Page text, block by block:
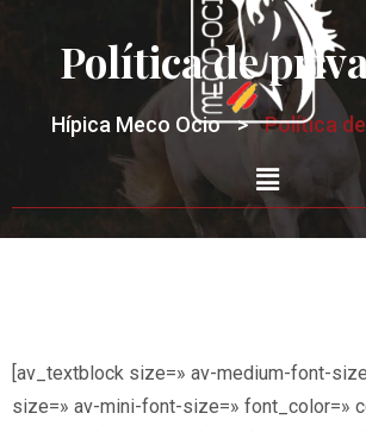
Política de
Hípica Meco Ocio > Política
[av_textblock size=» av-medium-font-
size=» av-mini-font-size=» font_color=»